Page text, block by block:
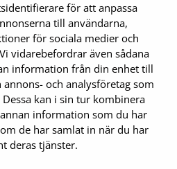
för att anpassa
till användarna,
för sociala medier och
vidarebefordrar även sådana
information från din enhet till
och analysföretag som
kan i sin tur kombinera
information som du har
de har samlat in när du har
deras tjänster.
Blodgivares
blodgrupp
O-